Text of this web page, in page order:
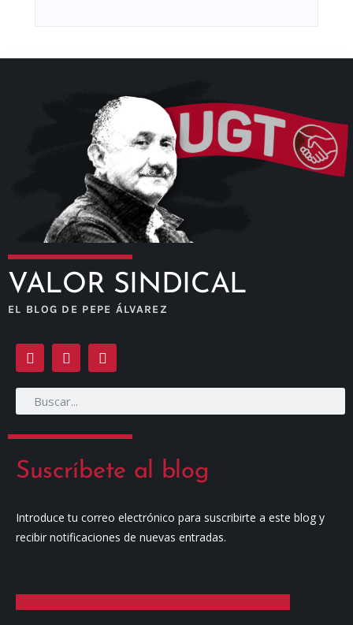
VALOR SINDICAL
EL BLOG DE PEPE ÁLVAREZ
Suscríbete al blog
Introduce tu correo electrónico para suscribirte a este blog y
recibir notificaciones de nuevas entradas.